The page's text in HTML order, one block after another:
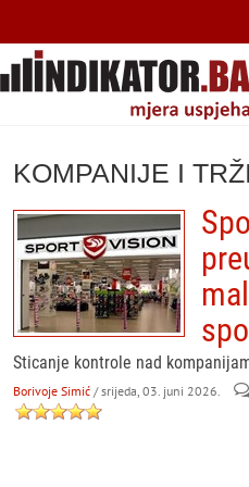
KOMPANIJE I
Sticanje kontrole nad
Borivoje Simić / srijeda, 03. juni 2026.